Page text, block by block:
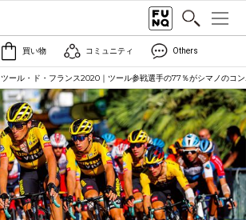
買い物 コミュニティ Others
ツール・ド・フランス2020｜ツール参戦選手の77％がシマノのコ